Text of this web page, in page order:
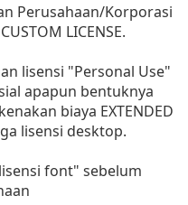
Perusahaan/Korporasi
LICENSE.
lisensi "Personal Use"
apapun bentuknya
biaya EXTENDED
lisensi desktop.
font" sebelum